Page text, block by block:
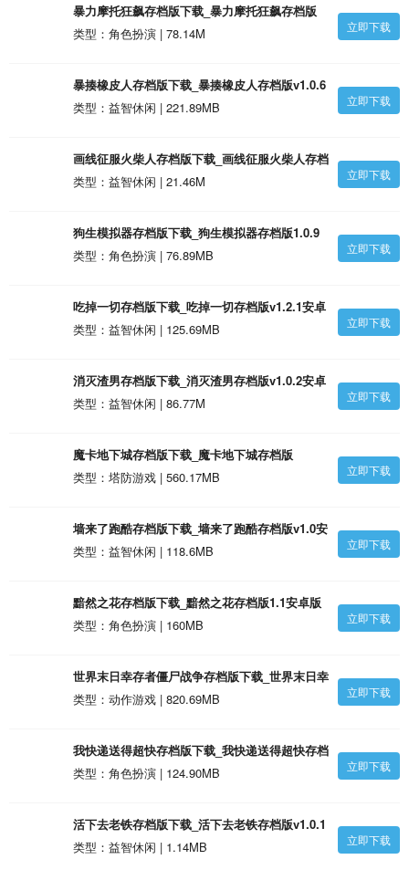
暴力摩托狂飙存档版下载_暴力摩托狂飙存档版
v1.0安卓版
类型：角色扮演 | 78.14M 立即下载
暴揍橡皮人存档版下载_暴揍橡皮人存档版v1.0.6
安卓版
类型：益智休闲 | 221.89MB 立即下载
画线征服火柴人存档版下载_画线征服火柴人存档
版v1.0安卓版
类型：益智休闲 | 21.46M 立即下载
狗生模拟器存档版下载_狗生模拟器存档版1.0.9
安卓版
类型：角色扮演 | 76.89MB 立即下载
吃掉一切存档版下载_吃掉一切存档版v1.2.1安卓
版
类型：益智休闲 | 125.69MB 立即下载
消灭渣男存档版下载_消灭渣男存档版v1.0.2安卓
版
类型：益智休闲 | 86.77M 立即下载
魔卡地下城存档版下载_魔卡地下城存档版
android安卓版
类型：塔防游戏 | 560.17MB 立即下载
墙来了跑酷存档版下载_墙来了跑酷存档版v1.0安
卓版
类型：益智休闲 | 118.6MB 立即下载
黯然之花存档版下载_黯然之花存档版1.1安卓版
类型：角色扮演 | 160MB
立即下载
世界末日幸存者僵尸战争存档版下载_世界末日幸
存者僵尸战争存档版v1.4.3安卓版
类型：动作游戏 | 820.69MB 立即下载
我快递送得超快存档版下载_我快递送得超快存档
版1.31.19安卓版
类型：角色扮演 | 124.90MB 立即下载
活下去老铁存档版下载_活下去老铁存档版v1.0.1
安卓版
类型：益智休闲 | 1.14MB 立即下载